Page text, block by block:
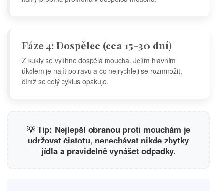
Fáze 4: Dospělec (cca 15-30 dní)
Z kukly se vylíhne dospělá moucha. Jejím hlavním
úkolem je najít potravu a co nejrychleji se rozmnožit,
čímž se celý cyklus opakuje.
💡 Tip: Nejlepší obranou proti mouchám je
udržovat čistotu, nenechávat nikde zbytky
jídla a pravidelně vynášet odpadky.